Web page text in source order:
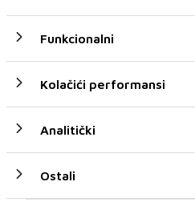
Funkcionalni
Kolačići performansi
Analitički
Ostali